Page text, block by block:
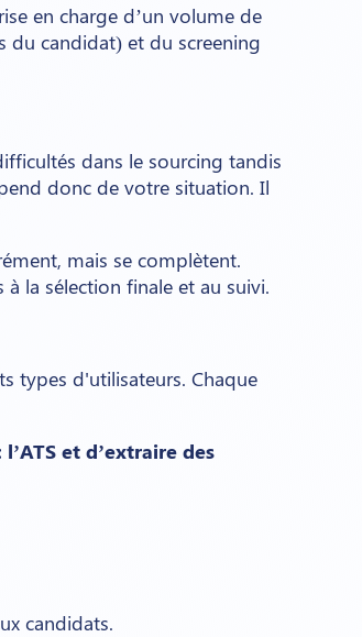
en charge d’un volume de
du candidat) et du screening
dans le sourcing tandis
donc de votre situation. Il
mais se complètent.
la sélection finale et au suivi.
types d'utilisateurs. Chaque
et d’extraire des
candidats.